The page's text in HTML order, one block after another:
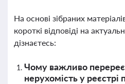
На основі зібраних
короткі відповіді на
дізнаєтесь:
Чому важливо
нерухомість у реєстрі